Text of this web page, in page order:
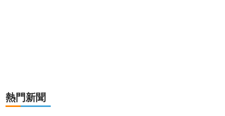
熱門新聞